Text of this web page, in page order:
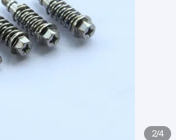
2/4